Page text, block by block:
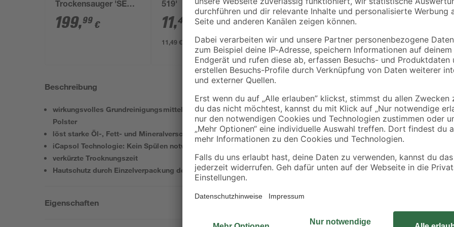
Trockensauger 'SE
4004' 1000 W
199,99 €
519'
11,49 €
11,49 € / Liter
EL 324 70 g
14,99 €
19,93 € / Kilogramm
'High Tech 5W-40' 5 l
12,60 € / Liter
Beschreibung
wirkungsvolles Grundreinigungsmittel für die Sprühextraktion textiler Beläge und
Polster
löst starke Öl-, Fett- und Mineralverschmutzungen
iCapsol Technologie: Kein Spülen notwendig, dadurch schnelle Wiederbegehbarkeit
verkürzte Trocknungszeit
Hautschutz durch Einzelverpackung der Reinigungstabs
CarpetPro Reiniger iCapsol, Tabs
mit Encapsulation-Technologie.
Spülaufwand.
Eigenschaften